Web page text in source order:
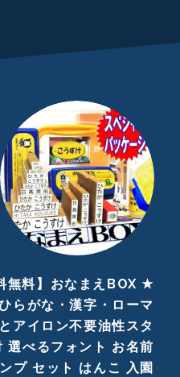
無料】おなまえBOX ★
らがな・漢字・ローマ
アイロン不要油性スタ
選べるフォント お名前
プ セット はんこ 入園